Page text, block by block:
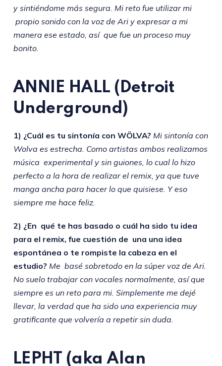
y sintiéndome más segura. Mi reto fue utilizar mi
propio sonido con la voz de Ari y expresar a mi
manera ese estado, así que fue un proceso muy
bonito.
ANNIE HALL (Detroit
Underground)
1) ¿Cuál es tu sintonía con WÖLVA? Mi sintonía con
Wolva es estrecha. Como artistas ambos realizamos
música experimental y sin guiones, lo cual lo hizo
perfecto a la hora de realizar el remix, ya que tuve
manga ancha para hacer lo que quisiese. Y eso
siempre me hace feliz.
2) ¿En qué te has basado o cuál ha sido tu idea
para el remix, fue cuestión de una una idea
espontánea o te rompiste la cabeza en el
estudio? Me basé sobretodo en la súper voz de Ari.
No suelo trabajar con vocales normalmente, así que
siempre es un reto para mi. Simplemente me dejé
llevar, la verdad que ha sido una experiencia muy
gratificante que volvería a repetir sin duda.
LEPHT (aka Alan